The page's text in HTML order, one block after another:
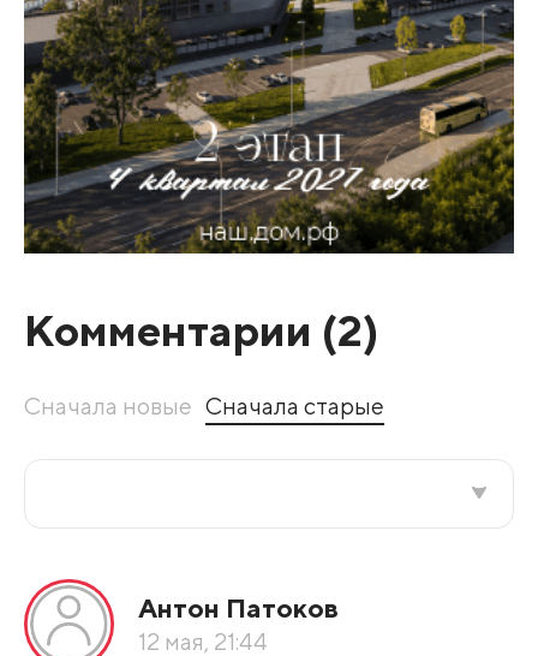
Комментарии (2)
Сначала новые Сначала старые
По рейтингу
Антон Патоков
12 мая, 21:44